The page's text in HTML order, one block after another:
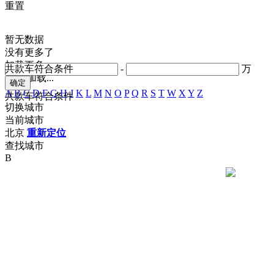
- 万
共款车符合条件
共款车符合条件
重置
暂无数据
没有更多了
加载更多
正在加载...
A B C D F G H J K L M N O P Q R S T W X Y Z
切换城市
当前城市
北京 重新定位
查找城市
B